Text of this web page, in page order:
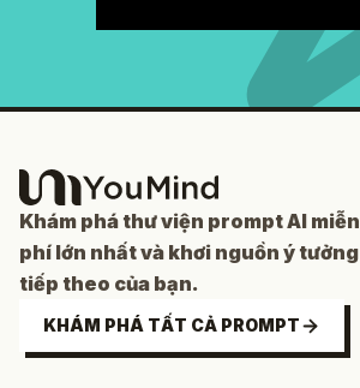
Khám phá thư viện prompt AI miễn
phí lớn nhất và khơi nguồn ý tưởng
tiếp theo của bạn.
KHÁM PHÁ TẤT CẢ PROMPT